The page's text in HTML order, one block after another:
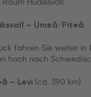
– Umeå/Piteå
fahren Sie weiter
hoch nach
– Levi (ca. 390 km)